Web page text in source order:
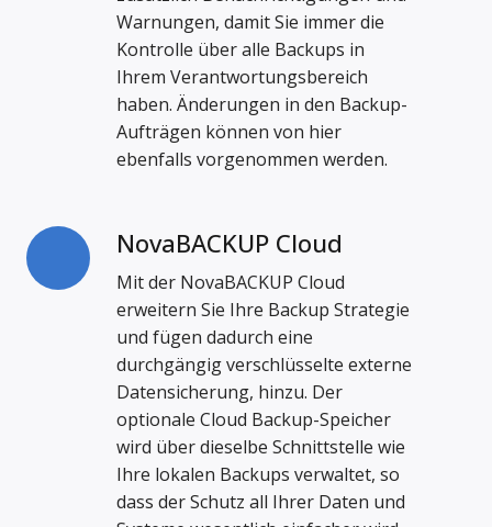
Warnungen, damit Sie immer die
Kontrolle über alle Backups in
Ihrem Verantwortungsbereich
haben. Änderungen in den Backup-
Aufträgen können von hier
ebenfalls vorgenommen werden.
NovaBACKUP Cloud
Mit der NovaBACKUP Cloud
erweitern Sie Ihre Backup Strategie
und fügen dadurch eine
durchgängig verschlüsselte externe
Datensicherung, hinzu. Der
optionale Cloud Backup-Speicher
wird über dieselbe Schnittstelle wie
Ihre lokalen Backups verwaltet, so
dass der Schutz all Ihrer Daten und
NovaBACKUP
Cloud